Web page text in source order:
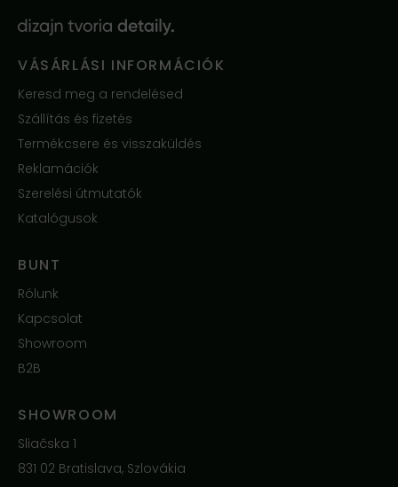
VÁSÁRLÁSI INFORMÁCIÓK
Keresd meg a rendelésed
Szállítás és fizetés
Termékcsere és visszaküldés
Reklamációk
Szerelési útmutatók
Katalógusok
BUNT
Rólunk
Kapcsolat
Showroom
B2B
SHOWROOM
Sliačska 1
831 02 Bratislava, Szlovákia